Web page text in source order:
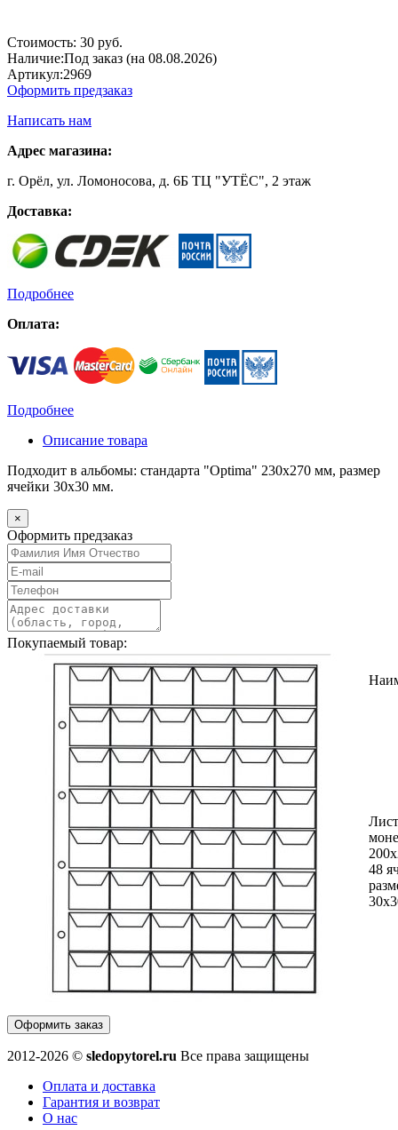
Стоимость: 30 руб.
Наличие:Под заказ (на 08.08.2026)
Артикул:2969
Оформить предзаказ
Написать нам
Адрес магазина:
г. Орёл, ул. Ломоносова, д. 6Б ТЦ "УТЁС", 2 этаж
Доставка:
Подробнее
Оплата:
Подробнее
Описание товара
Подходит в альбомы: стандарта "Optima" 230х270 мм, размер
ячейки 30х30 мм.
×
Оформить предзаказ
Покупаемый товар:
48
Оформить заказ
2012-2026 © sledopytorel.ru Все права защищены
Оплата и доставка
Гарантия и возврат
О нас